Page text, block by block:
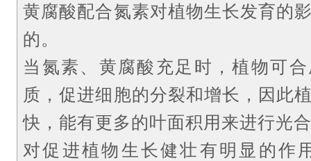
黄腐酸配合氮素对植物生长发育的
的。
当氮素、黄腐酸充足时，植物可
质，促进细胞的分裂和增长，因此
快，能有更多的叶面积用来进行光
对促进植物生长健壮有明显的作